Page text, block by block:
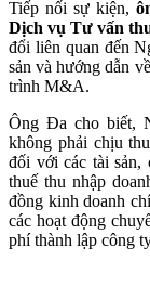
Tiếp nối sự kiện,
Dịch vụ Tư vấn
đổi liên quan đến
sản và hướng dẫn
trình M&A.
Ông Đa cho biết,
không phải chịu
đối với các tài sản,
thuế thu nhập
đồng kinh doanh
các hoạt động
phí thành lập công